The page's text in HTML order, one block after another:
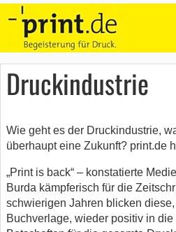
Druckindustrie
Wie geht es der Druckindustrie,
überhaupt eine Zukunft? print.de
„Print is back“ – konstatierte
Burda kämpferisch für die
schwierigen Jahren blicken
Buchverlage, wieder positiv in